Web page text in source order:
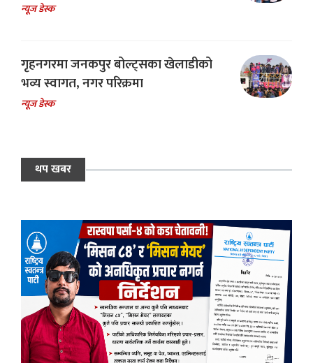
न्यूज डेस्क
गृहनगरमा जनकपुर बोल्ट्सका खेलाडीको
भव्य स्वागत, नगर परिक्रमा
न्यूज डेस्क
थप खबर